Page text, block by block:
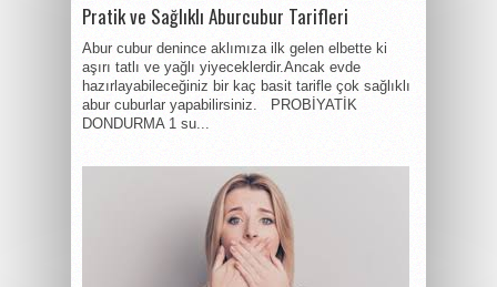
Pratik ve Sağlıklı Aburcubur Tarifleri
Abur cubur denince aklımıza ilk gelen elbette ki
aşırı tatlı ve yağlı yiyeceklerdir.Ancak evde
hazırlayabileceğiniz bir kaç basit tarifle çok sağlıklı
abur cuburlar yapabilirsiniz. PROBİYATİK
DONDURMA 1 su...